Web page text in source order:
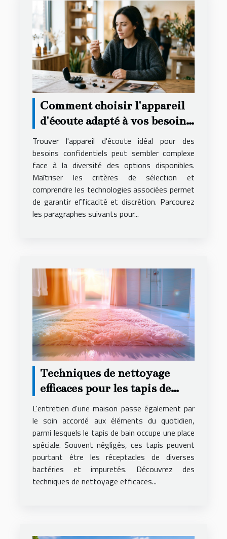
Comment choisir l'appareil
d'écoute adapté à vos besoins
secrets ?
Trouver l'appareil d'écoute idéal pour des
besoins confidentiels peut sembler complexe
face à la diversité des options disponibles.
Maîtriser les critères de sélection et
comprendre les technologies associées permet
de garantir efficacité et discrétion. Parcourez
les paragraphes suivants pour...
Techniques de nettoyage
efficaces pour les tapis de
bain
L'entretien d'une maison passe également par
le soin accordé aux éléments du quotidien,
parmi lesquels le tapis de bain occupe une place
spéciale. Souvent négligés, ces tapis peuvent
pourtant être les réceptacles de diverses
bactéries et impuretés. Découvrez des
techniques de nettoyage efficaces...